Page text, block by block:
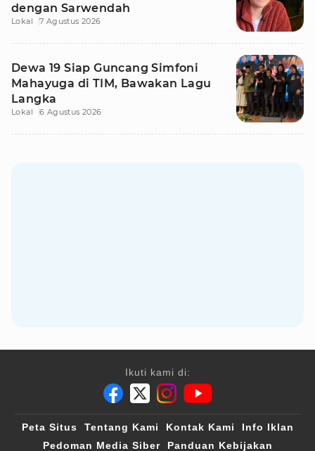
dengan Sarwendah
Lokal 7 Agustus 2026
Dewa 19 Siap Guncang Simfoni
Mahayuga di TIM, Bawakan Lagu
Langka
Lokal 6 Agustus 2026
Ikuti kami di:
Peta Situs Tentang Kami Kontak Kami
Info Iklan
Pedoman Media Siber
Panduan Kebijakan